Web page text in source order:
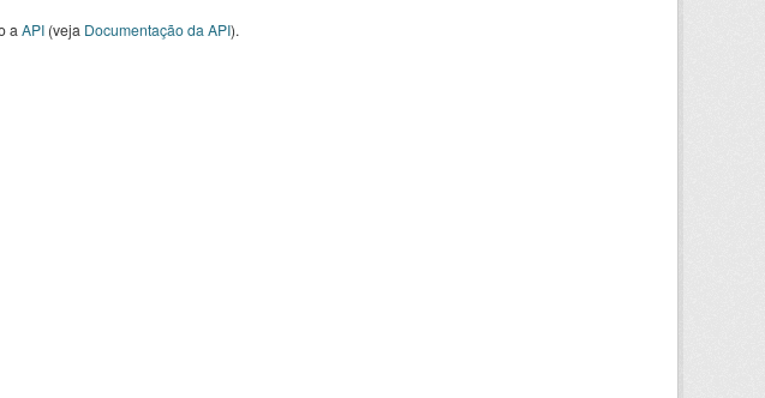
a API(veja Documentação da API).